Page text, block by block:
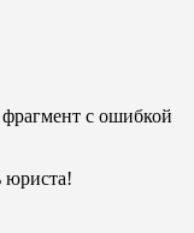
с ошибкой
юриста!